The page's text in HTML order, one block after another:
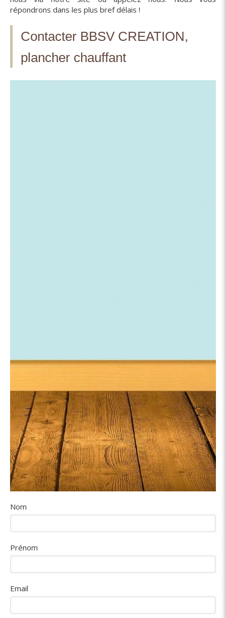
répondrons dans les plus bref délais !
Contacter BBSV CREATION,
plancher chauffant
Nom
Prénom
Email